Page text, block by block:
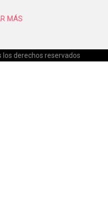
MÁS
los derechos reservados